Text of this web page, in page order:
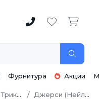
Фурнитура Акции
Трикотаж Джерси (Нейлон Рома)